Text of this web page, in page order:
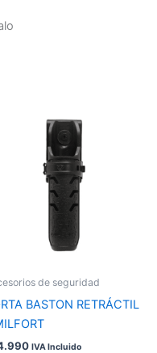
de seguridad
BASTON RETRÁCTIL
IVA Incluido